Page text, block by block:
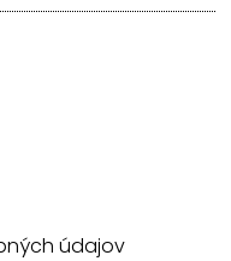
údajov